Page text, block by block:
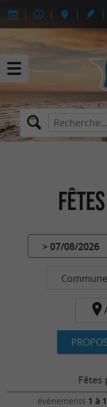
> 07/08/2026
Fêtes
évènements 1 à